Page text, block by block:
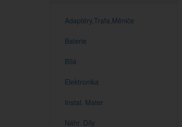
Adaptéry,Trafa,Měniče
Baterie
Bílá
Elektronika
Instal. Mater
Náhr. Díly